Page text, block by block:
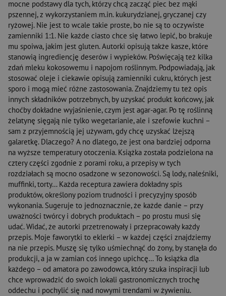
mocne podstawy dla tych, którzy chcą zacząć piec bez mąki
pszennej, z wykorzystaniem m.in. kukurydzianej, gryczanej czy
ryżowej. Nie jest to wcale takie proste, bo nie są to oczywiste
zamienniki 1:1. Nie każde ciasto chce się łatwo lepić, bo brakuje
mu spoiwa, jakim jest gluten. Autorki opisują także kasze, które
stanowią ingrediencję deserów i wypieków. Poświęcają też kilka
zdań mleku kokosowemu i napojom roślinnym. Podpowiadają, jak
stosować oleje i ciekawie opisują zamienniki cukru, których jest
sporo i mogą mieć różne zastosowania. Znajdziemy tu też opis
innych składników potrzebnych, by uzyskać produkt końcowy, jak
choćby dokładne wyjaśnienie, czym jest agar-agar. Po tę roślinną
żelatynę sięgają nie tylko wegetarianie, ale i szefowie kuchni –
sam z przyjemnością jej używam, gdy chcę uzyskać lżejszą
galaretkę. Dlaczego? A no dlatego, że jest ona bardziej odporna
na wyższe temperatury otoczenia. Książka została podzielona na
cztery części zgodnie z porami roku, a przepisy w tych
rozdziałach są mocno osadzone w sezonowości. Są lody, naleśniki,
muffinki, torty… Każda receptura zawiera dokładny spis
produktów, określony poziom trudności i precyzyjny sposób
wykonania. Sugeruje to jednoznacznie, że każde danie – przy
uważności twórcy i dobrych produktach – po prostu musi się
udać. Widać, że autorki przetrenowały i przepracowały każdy
przepis. Moje faworytki to eklerki – w każdej części znajdziemy
na nie przepis. Muszę się tylko uśmiechnąć do żony, by stanęła do
produkcji, a ja w zamian coś innego upichcę… To książka dla
każdego – od amatora po zawodowca, który szuka inspiracji lub
chce wprowadzić do swoich lokali gastronomicznych trochę
oddechu i pochylić się nad nowymi trendami w żywieniu.